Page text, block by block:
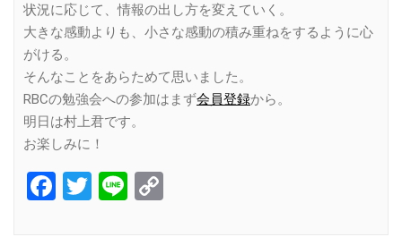
状況に応じて、情報の出し方を変えていく。
大きな感動よりも、小さな感動の積み重ねをするように心
がける。
そんなことをあらためて思いました。
RBCの勉強会への参加はまず会員登録から。
明日は村上君です。
お楽しみに！
Facebook
Twitter
Line